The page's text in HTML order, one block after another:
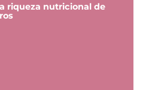
riqueza nutricional de